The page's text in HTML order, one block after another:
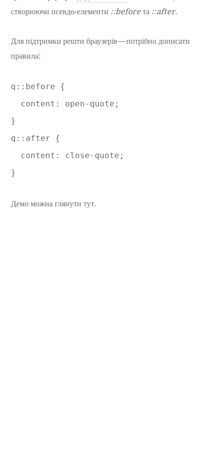
створюючи псевдо-елементи ::beforeта ::after.
Для підтримки решти браузерів — потрібно дописати
правила:
q::before {
  content: open-quote;
}
q::after {
  content: close-quote;
}
Демо можна глянути тут.